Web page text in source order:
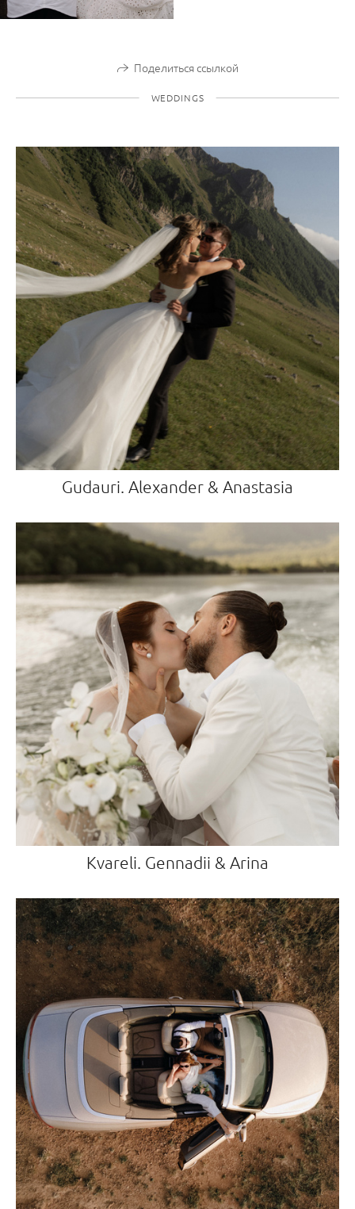
Поделиться ссылкой
WEDDINGS
Gudauri. Alexander & Anastasia
Kvareli. Gennadii & Arina